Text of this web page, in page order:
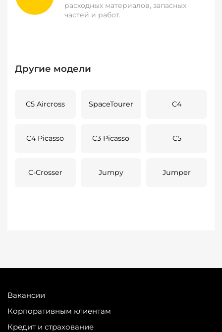
расходных материалов, запасных
частей и работ.
Другие модели
C5 Aircross SpaceTourer C4
C4 Picasso C3 Picasso C5
C-Crosser Jumpy Jumper
Вакансии
Корпоративным клиентам
Кредит и страхование